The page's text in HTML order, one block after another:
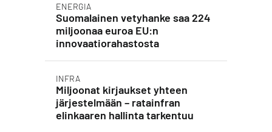
ENERGIA
Suomalainen vetyhanke saa 224
miljoonaa euroa EU:n
innovaatiorahastosta
INFRA
Miljoonat kirjaukset yhteen
järjestelmään – ratainfran
elinkaaren hallinta tarkentuu